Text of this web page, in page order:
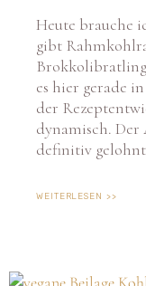
Heute brauche
gibt
es hier gerade
der
dynamisch.
definitiv
WEITERLESEN >>